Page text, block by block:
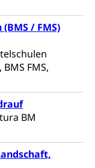
/ FMS)
FMS,
BM
Mobbing
und
mit
Verfahren